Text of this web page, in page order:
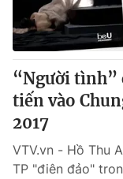
“Người tình”
tiến vào
2017
VTV.vn - Hồ Thu
TP "điên đảo"